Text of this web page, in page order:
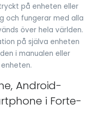
på enheten eller
och fungerar med alla
över hela världen.
på själva enheten
i manualen eller
Android-
i Forte-